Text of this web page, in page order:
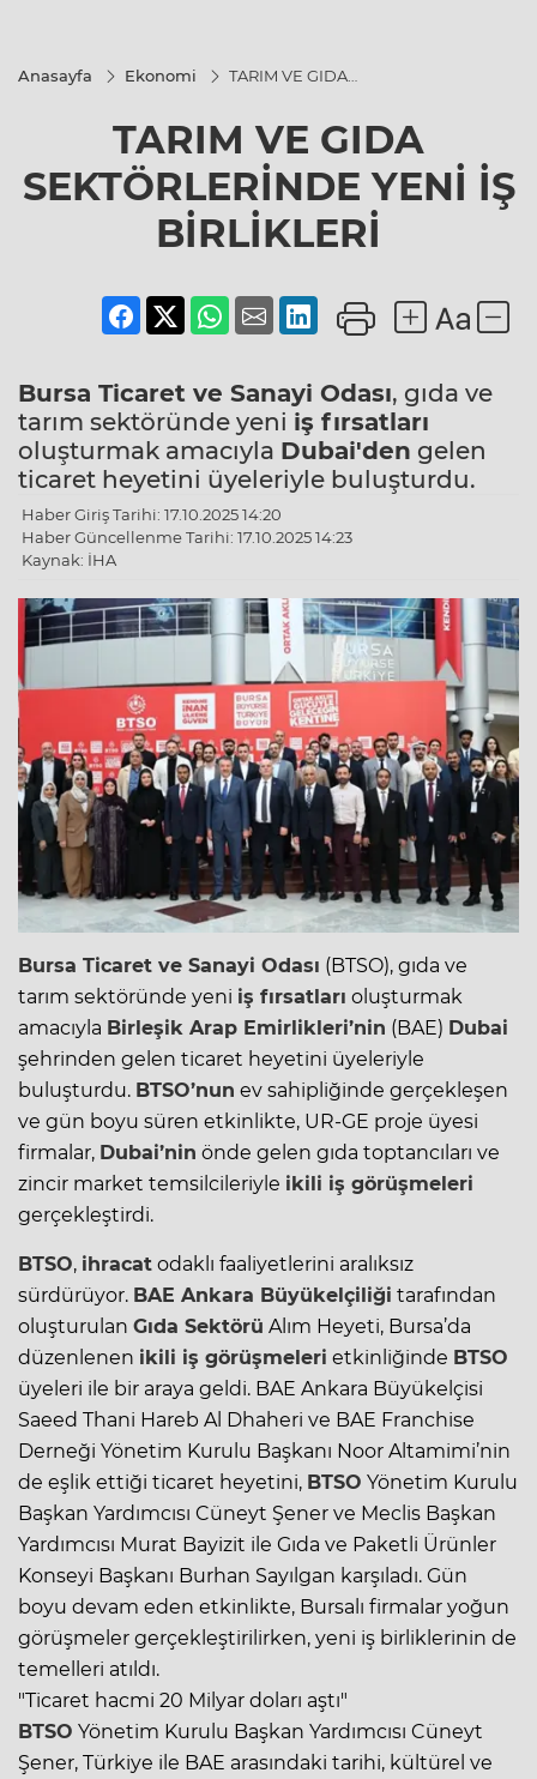
Anasayfa Ekonomi
TARIM VE GIDA
BİRLİKLERİ
TARIM VE GIDA
SEKTÖRLERİNDE YENİ İŞ
BİRLİKLERİ
Bursa Ticaret ve Sanayi Odası, gıda ve
tarım sektöründe yeni iş fırsatları
oluşturmak amacıyla Dubai'den gelen
ticaret heyetini üyeleriyle buluşturdu.
Haber Giriş Tarihi: 17.10.2025 14:20
Haber Güncellenme Tarihi: 17.10.2025 14:23
Kaynak: İHA
Bursa Ticaret ve Sanayi Odası (BTSO), gıda ve
tarım sektöründe yeni iş fırsatları oluşturmak
amacıyla Birleşik Arap Emirlikleri’nin (BAE) Dubai
şehrinden gelen ticaret heyetini üyeleriyle
buluşturdu. BTSO’nun ev sahipliğinde gerçekleşen
ve gün boyu süren etkinlikte, UR-GE proje üyesi
firmalar, Dubai’nin önde gelen gıda toptancıları ve
zincir market temsilcileriyle ikili iş görüşmeleri
gerçekleştirdi.
BTSO, ihracat odaklı faaliyetlerini aralıksız
sürdürüyor. BAE Ankara Büyükelçiliği tarafından
oluşturulan Gıda Sektörü Alım Heyeti, Bursa’da
düzenlenen ikili iş görüşmeleri etkinliğinde BTSO
üyeleri ile bir araya geldi. BAE Ankara Büyükelçisi
Saeed Thani Hareb Al Dhaheri ve BAE Franchise
Derneği Yönetim Kurulu Başkanı Noor Altamimi’nin
de eşlik ettiği ticaret heyetini, BTSO Yönetim Kurulu
Başkan Yardımcısı Cüneyt Şener ve Meclis Başkan
Yardımcısı Murat Bayizit ile Gıda ve Paketli Ürünler
Konseyi Başkanı Burhan Sayılgan karşıladı. Gün
boyu devam eden etkinlikte, Bursalı firmalar yoğun
görüşmeler gerçekleştirilirken, yeni iş birliklerinin de
temelleri atıldı.
"Ticaret hacmi 20 Milyar doları aştı"
BTSO Yönetim Kurulu Başkan Yardımcısı Cüneyt
Şener, Türkiye ile BAE arasındaki tarihi, kültürel ve